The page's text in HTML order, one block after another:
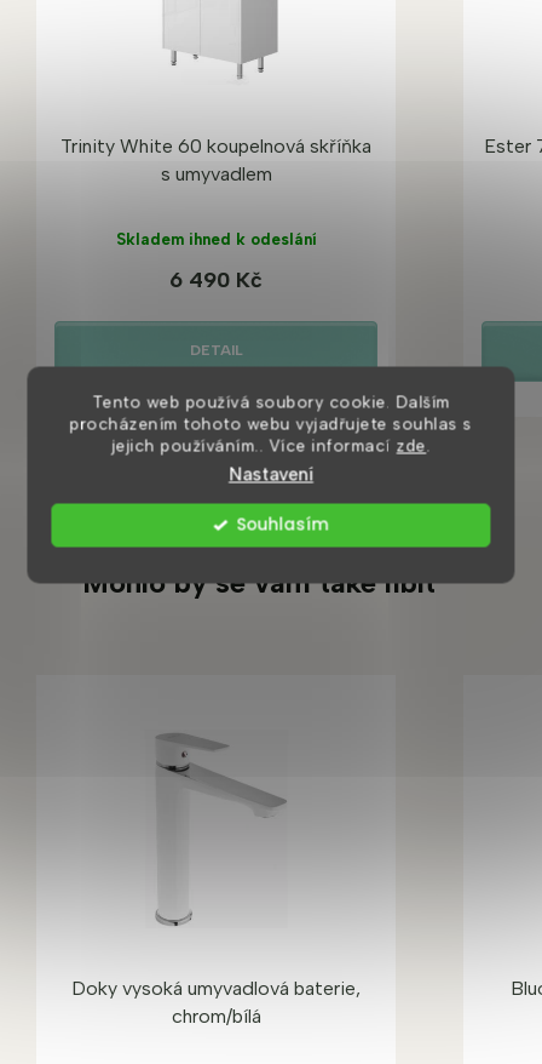
Tento web používá soubory cookie. Dalším
procházením tohoto webu vyjadřujete souhlas s
jejich používáním.. Více informací zde
Nastavení
Souhlasím
Trinity White 60 koupelnová skříňka
s umyvadlem
Skladem ihned k odeslání
6 490 Kč
DETAIL
Ester
Mohlo by se vám také líbit
Doky vysoká umyvadlová baterie,
chrom/bílá